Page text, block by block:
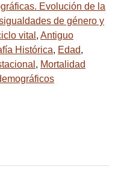
Evolución de la
de género y
vital , Antiguo
Histórica, Edad,
, Mortalidad